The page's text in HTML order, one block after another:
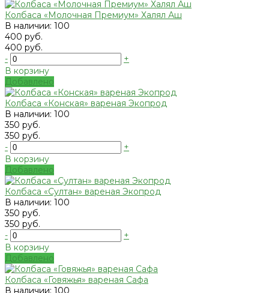
Колбаса «Молочная Премиум» Халял Аш
В наличии: 100
400 руб.
400 руб.
-
+
В корзину
Добавлено
Колбаса «Конская» вареная Экопрод
В наличии: 100
350 руб.
350 руб.
-
+
В корзину
Добавлено
Колбаса «Султан» вареная Экопрод
В наличии: 100
350 руб.
350 руб.
-
+
В корзину
Добавлено
Колбаса «Говяжья» вареная Сафа
В наличии: 100